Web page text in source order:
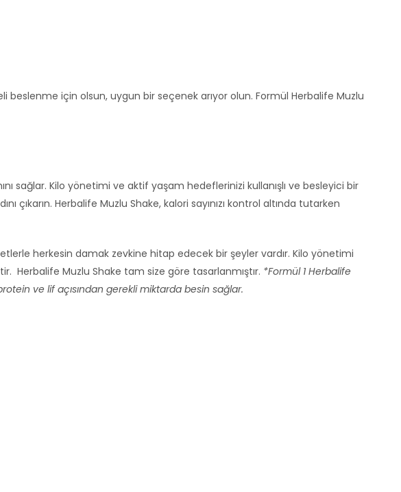
için olsun, uygun bir seçenek arıyor olun. Formül Herbalife Muzlu
sağlar. Kilo yönetimi ve aktif yaşam hedeflerinizi kullanışlı ve besleyici bir
Herbalife Muzlu Shake, kalori sayınızı kontrol altında tutarken
herkesin damak zevkine hitap edecek bir şeyler vardır. Kilo yönetimi
Herbalife Muzlu Shake tam size göre tasarlanmıştır. *Formül 1 Herbalife
ve lif açısından gerekli miktarda besin sağlar.